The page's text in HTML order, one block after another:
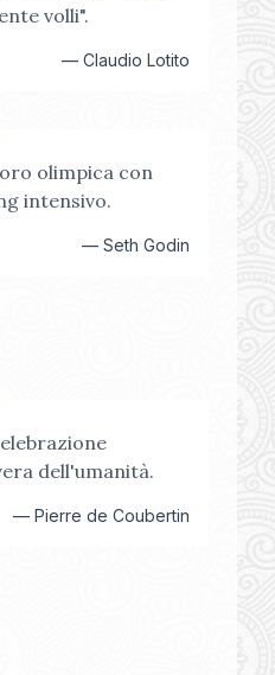
volli".
— Claudio Lotito
olimpica con
intensivo.
— Seth Godin
dell'umanità.
— Pierre de Coubertin